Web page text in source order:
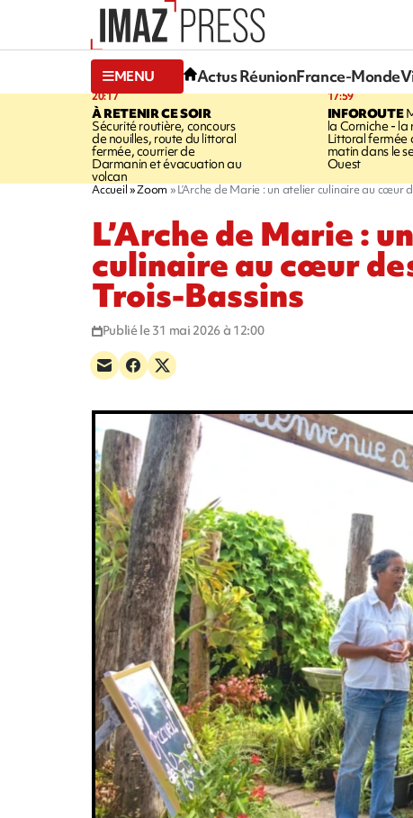
MENU Actus RéunionFrance-Monde
20:17
À RETENIR CE SOIR
Sécurité routière, concours
de nouilles, route du littoral
fermée, courrier de
Darmanin et évacuation au
volcan
17:59
INFOROUTE
la Corniche - la
Littoral fermée
matin dans le
Ouest
Accueil Zoom L’Arche de Marie : un atelier culinaire au cœur
L’Arche de Marie :
culinaire au cœur
Trois-Bassins
Publié le 31 mai 2026 à 12:00